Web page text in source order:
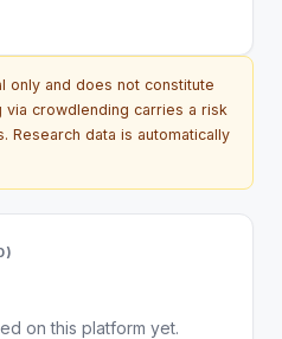
only and does not constitute
via crowdlending carries a risk
Research data is automatically
on this platform yet.